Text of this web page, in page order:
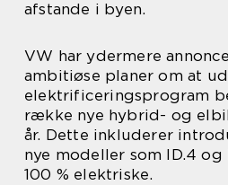
afstande i byen.
VW har ydermere
ambitiøse planer om at
elektrificeringsprogram
række nye hybrid- og
år. Dette inkluderer
nye modeller som ID.4
100 % elektriske.